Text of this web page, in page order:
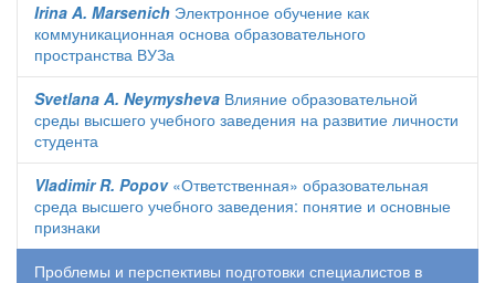
Irina A. Marsenich Электронное обучение как
коммуникационная основа образовательного
пространства ВУЗа
Svetlana A. Neymysheva Влияние образовательной
среды высшего учебного заведения на развитие личности
студента
Vladimir R. Popov«Ответственная» образовательная
среда высшего учебного заведения: понятие и основные
признаки
Проблемы и перспективы подготовки специалистов в